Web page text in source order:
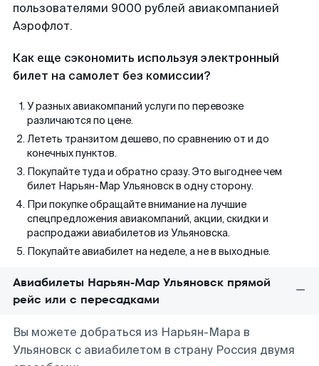
пользователями 9000 рублей авиакомпанией
Аэрофлот.
Как еще сэкономить используя электронный
билет на самолет без комиссии?
У разных авиакомпаний услуги по перевозке
различаются по цене.
Лететь транзитом дешево, по сравнению от и до
конечных пунктов.
Покупайте туда и обратно сразу. Это выгоднее чем
билет Нарьян-Мар Ульяновск в одну сторону.
При покупке обращайте внимание на лучшие
спецпредложения авиакомпаний, акции, скидки и
распродажи авиабилетов из Ульяновска.
Покупайте авиабилет на неделе, а не в выходные.
Авиабилеты Нарьян-Мар Ульяновск прямой
рейс или с пересадками
Вы можете добраться из Нарьян-Мара в
Ульяновск с авиабилетом в страну Россия двумя